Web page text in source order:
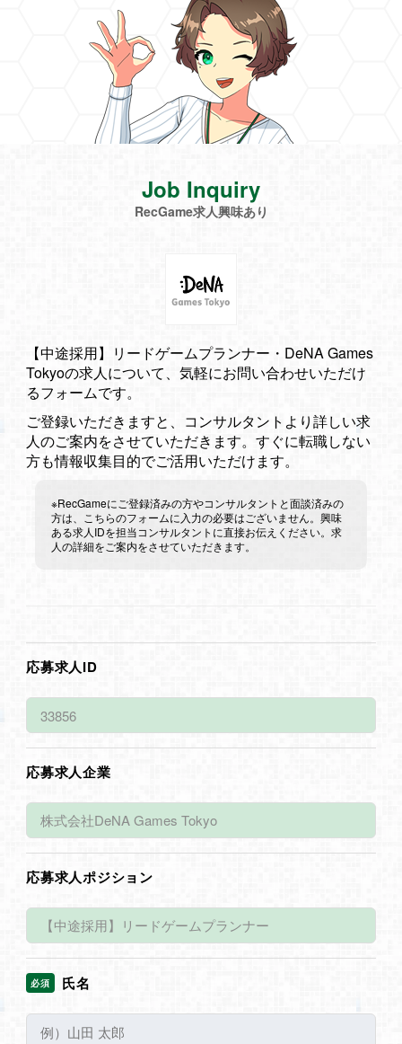
Job Inquiry
RecGame求人興味あり
【中途採用】リードゲームプランナー・DeNA Games
Tokyoの求人について、気軽にお問い合わせいただけ
るフォームです。
ご登録いただきますと、コンサルタントより詳しい求
人のご案内をさせていただきます。すぐに転職しない
方も情報収集目的でご活用いただけます。
※RecGameにご登録済みの方やコンサルタントと面談済みの
方は、こちらのフォームに入力の必要はございません。興味
ある求人IDを担当コンサルタントに直接お伝えください。求
人の詳細をご案内をさせていただきます。
応募求人ID
応募求人企業
応募求人ポジション
必須 氏名